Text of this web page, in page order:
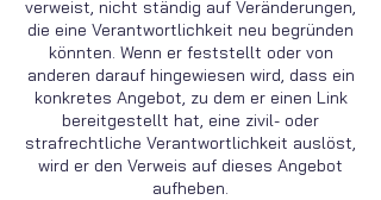
verweist, nicht ständig auf Veränderungen,
die eine Verantwortlichkeit neu begründen
könnten. Wenn er feststellt oder von
anderen darauf hingewiesen wird, dass ein
konkretes Angebot, zu dem er einen Link
bereitgestellt hat, eine zivil- oder
strafrechtliche Verantwortlichkeit auslöst,
wird er den Verweis auf dieses Angebot
aufheben.